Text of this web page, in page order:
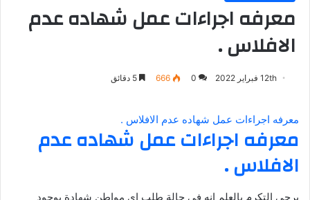
معرفه اجراءات عمل شهاده عدم
الافلاس .
12th فبراير 2022 0
666
معرفه اجراءات عمل شهاده عدم الافلاس .
معرفه اجراءات عمل شهاده عدم
الافلاس .
يرجى التكرم بالعلم انه فى حالة طلب اى مواطن شهادة بوجود